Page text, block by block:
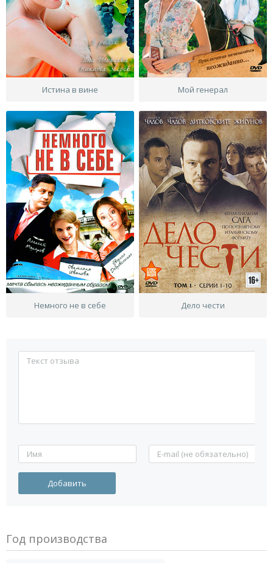
Истина в вине Мой генерал
Немного не в себе Дело чести
Год производства